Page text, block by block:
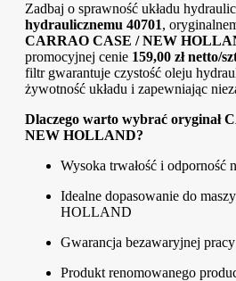
Zadbaj o sprawność układu
hydraulicznemu 40701,
CARRAO CASE / NEW
promocyjnej cenie 159,00 zł netto/
filtr gwarantuje czystość oleju
żywotność układu i zapewniając
Dlaczego warto wybrać oryginał
NEW HOLLAND?
Wysoka trwałość i odporność
Idealne dopasowanie do
HOLLAND
Gwarancja bezawaryjnej
Produkt renomowanego